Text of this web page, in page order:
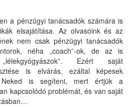
a pénzügyi tanácsadók számára is
elsajátítása. Az olvasóink és az
nem csak pénzügyi tanácsadók
néha „coach”-ok, de az is
Ezért saját
is elvárás, ezáltal képesek
is segíteni, mert értjük a
kapcsolódó problémát, és van saját